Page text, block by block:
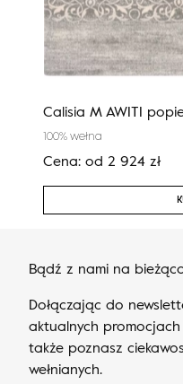
Calisia M AWITI
100% wełna
Cena: od 2 924 zł
Bądź z nami na
Dołączając do
aktualnych
także poznasz
wełnianych.